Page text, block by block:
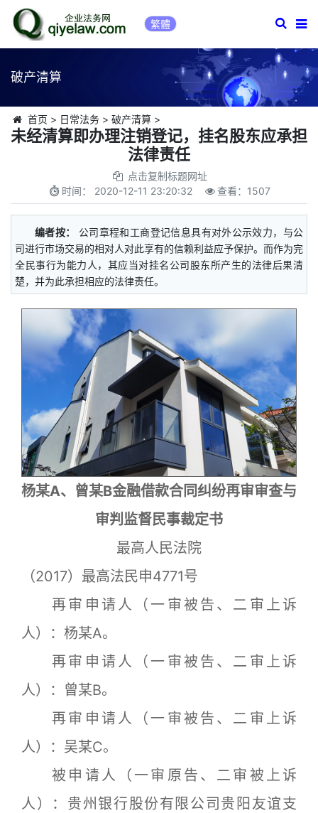
繁體
破产清算
首页 > 日常法务> 破产清算>
未经清算即办理注销登记，挂名股东应承担
法律责任
点击复制标题网址
时间： 2020-12-11 23:20:32 查看： 1507
编者按：
公司章程和工商登记信息具有对外公示效力，与公
司进行市场交易的相对人对此享有的信赖利益应予保护。而作为完
全民事行为能力人，其应当对挂名公司股东所产生的法律后果清
楚，并为此承担相应的法律责任。
杨某A、曾某B金融借款合同纠纷再审审查与
审判监督民事裁定书
最高人民法院
（2017）最高法民申4771号
再审申请人（一审被告、二审上诉
人）：杨某A。
再审申请人（一审被告、二审上诉
人）：曾某B。
再审申请人（一审被告、二审上诉
人）：吴某C。
被申请人（一审原告、二审被上诉
人）：贵州银行股份有限公司贵阳友谊支